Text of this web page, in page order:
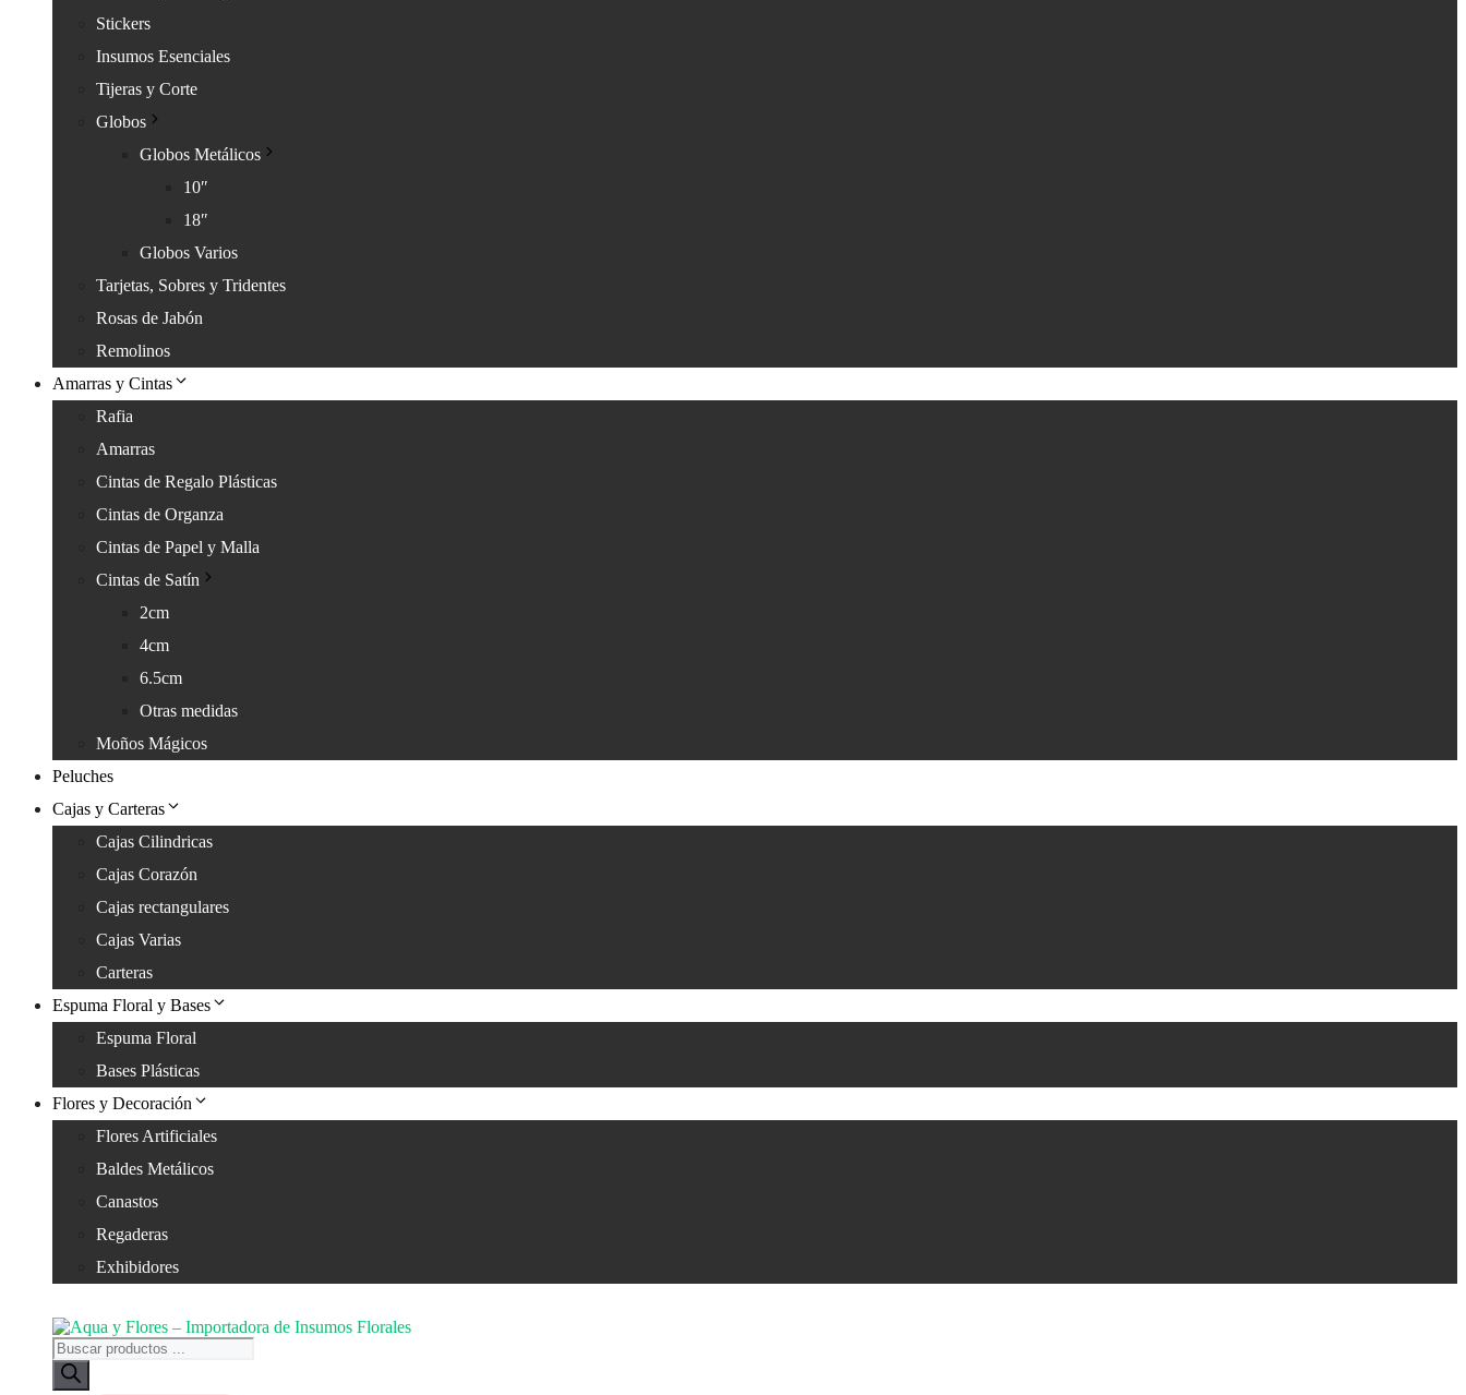
Stickers
Insumos Esenciales
Tijeras y Corte
Globos
Globos Metálicos
10″
18″
Globos Varios
Tarjetas, Sobres y Tridentes
Rosas de Jabón
Remolinos
Amarras y Cintas
Rafia
Amarras
Cintas de Regalo Plásticas
Cintas de Organza
Cintas de Papel y Malla
Cintas de Satín
2cm
4cm
6.5cm
Otras medidas
Moños Mágicos
Peluches
Cajas y Carteras
Cajas Cilindricas
Cajas Corazón
Cajas rectangulares
Cajas Varias
Carteras
Espuma Floral y Bases
Espuma Floral
Bases Plásticas
Flores y Decoración
Flores Artificiales
Baldes Metálicos
Canastos
Regaderas
Exhibidores
Búsqueda
de
productos